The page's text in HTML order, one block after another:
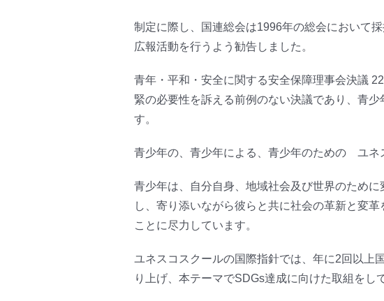
制定に際し、国連総会は1996年の総会において
広報活動を行うよう勧告しました。
青年・平和・安全に関する安全保障理事会決議
緊の必要性を訴える前例のない決議であり、青
す。
青少年の、青少年による、青少年のための ユネ
青少年は、自分自身、地域社会及び世界のため
し、寄り添いながら彼らと共に社会の革新と変
ことに尽力しています。
ユネスコスクールの国際指針では、年に2回以上
り上げ、本テーマでSDGs達成に向けた取組をし